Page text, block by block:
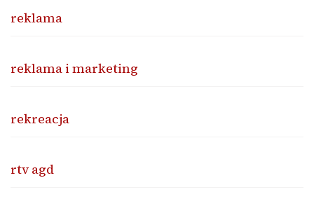
reklama
reklama i marketing
rekreacja
rtv agd